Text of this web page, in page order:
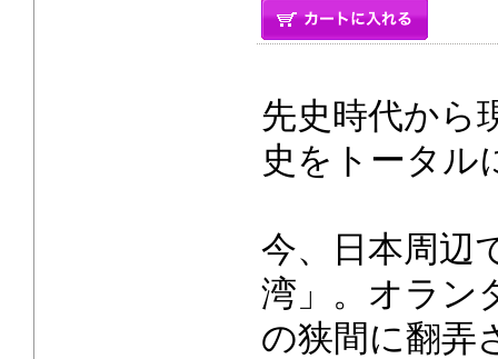
先史時代から
史をトータル
今、日本周辺
湾」。オラン
の狭間に翻弄